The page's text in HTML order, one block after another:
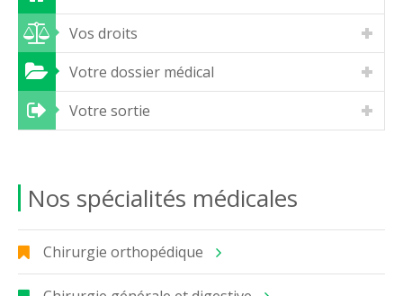
Vos droits
Votre dossier médical
Votre sortie
Nos spécialités médicales
Chirurgie orthopédique